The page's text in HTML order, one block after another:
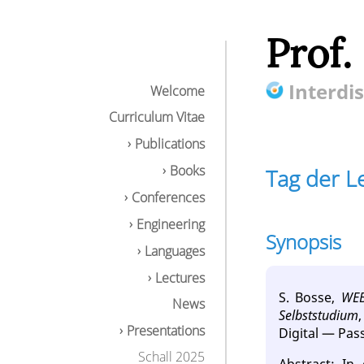
Prof.
Welcome
Curriculum Vitae
Publications
Books
Conferences
Engineering
Languages
Lectures
News
Presentations
Schall 2025
Tag der
Synopsis
S. Bosse,
Selbststudium
Digital —